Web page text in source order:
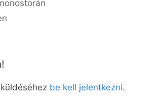
be kell jelentkezni.